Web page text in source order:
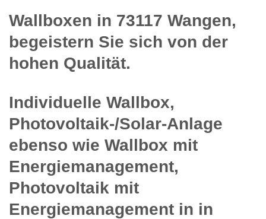
Wallboxen in 73117 Wangen,
begeistern Sie sich von der
hohen Qualität.
Individuelle Wallbox,
Photovoltaik-/Solar-Anlage
ebenso wie Wallbox mit
Energiemanagement,
Photovoltaik mit
Energiemanagement in in